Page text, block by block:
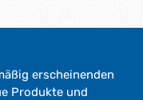
erscheinenden
Produkte und